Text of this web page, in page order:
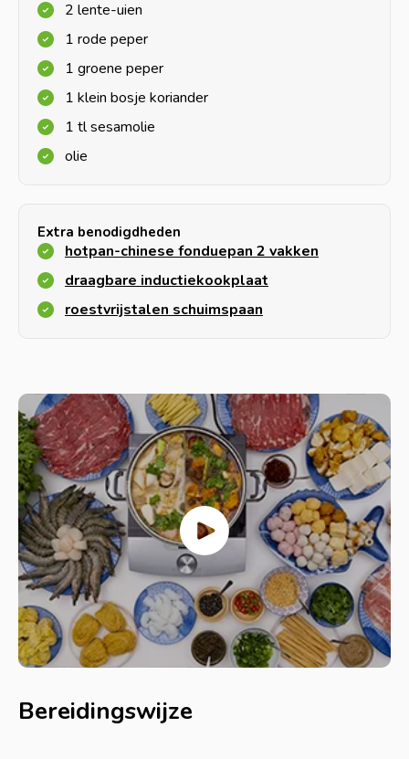
2 lente-uien
1 rode peper
1 groene peper
1 klein bosje koriander
1 tl sesamolie
olie
Extra benodigdheden
hotpan-chinese fonduepan 2 vakken
draagbare inductiekookplaat
roestvrijstalen schuimspaan
Bereidingswijze